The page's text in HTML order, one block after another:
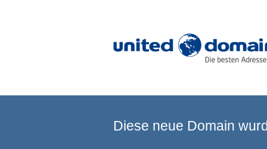
Diese neue Domain